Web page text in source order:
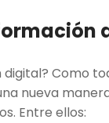
Como
nueva
Entre ellos: